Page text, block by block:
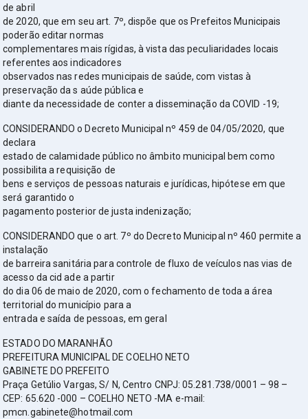
de abril
de 2020, que em seu art. 7º, dispõe que os Prefeitos Municipais
poderão editar normas
complementares mais rígidas, à vista das peculiaridades locais
referentes aos indicadores
observados nas redes municipais de saúde, com vistas à
preservação da s aúde pública e
diante da necessidade de conter a disseminação da COVID -19;
CONSIDERANDO o Decreto Municipal nº 459 de 04/05/2020, que
declara
estado de calamidade público no âmbito municipal bem como
possibilita a requisição de
bens e serviços de pessoas naturais e jurídicas, hipótese em que
será garantido o
pagamento posterior de justa indenização;
CONSIDERANDO que o art. 7º do Decreto Municipal nº 460 permite a
instalação
de barreira sanitária para controle de fluxo de veículos nas vias de
acesso da cid ade a partir
do dia 06 de maio de 2020, com o fechamento de toda a área
territorial do município para a
entrada e saída de pessoas, em geral
ESTADO DO MARANHÃO
PREFEITURA MUNICIPAL DE COELHO NETO
GABINETE DO PREFEITO
Praça Getúlio Vargas, S/ N, Centro CNPJ: 05.281.738/0001 – 98 –
CEP: 65.620 -000 – COELHO NETO -MA e-mail:
pmcn.gabinete@hotmail.com